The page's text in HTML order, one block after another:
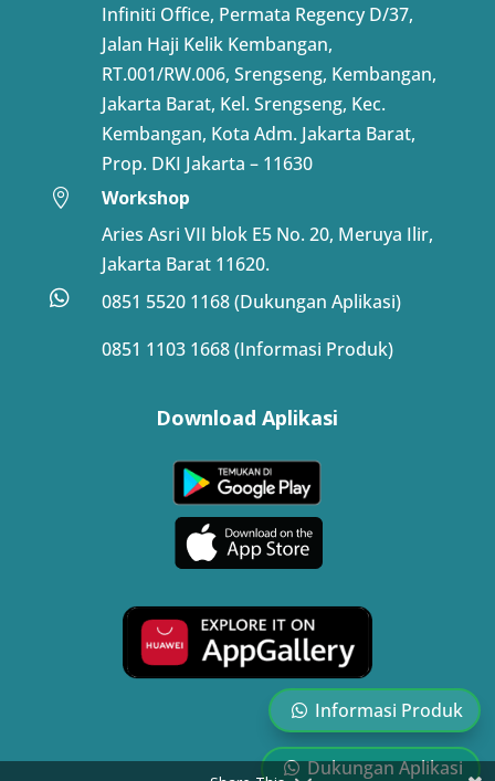
Infiniti Office, Permata Regency D/37,
Jalan Haji Kelik Kembangan,
RT.001/RW.006, Srengseng, Kembangan,
Jakarta Barat, Kel. Srengseng, Kec.
Kembangan, Kota Adm. Jakarta Barat,
Prop. DKI Jakarta – 11630

Workshop
Aries Asri VII blok E5 No. 20, Meruya Ilir,
Jakarta Barat 11620.

0851 5520 1168 (Dukungan Aplikasi)
0851 1103 1668 (Informasi Produk)
Download Aplikasi
Informasi Produk
Dukungan Aplikasi